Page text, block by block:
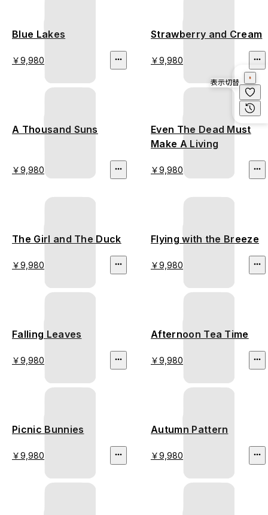
Blue Lakes
￥9,980
Strawberry and Cream
￥9,980
A Thousand Suns
￥9,980
Even The Dead Must
Make A Living
￥9,980
The Girl and The Duck
￥9,980
Flying with the Breeze
￥9,980
Falling Leaves
￥9,980
Afternoon Tea Time
￥9,980
Picnic Bunnies
￥9,980
Autumn Pattern
￥9,980
表示切替